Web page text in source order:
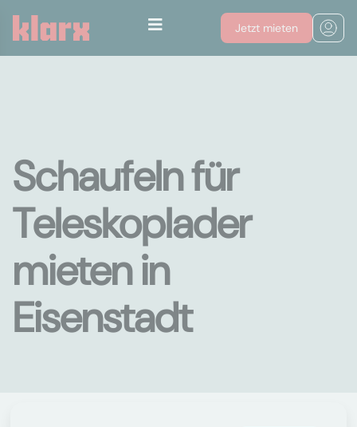
Jetzt mieten
Schaufeln für
Teleskoplader
mieten in
Eisenstadt